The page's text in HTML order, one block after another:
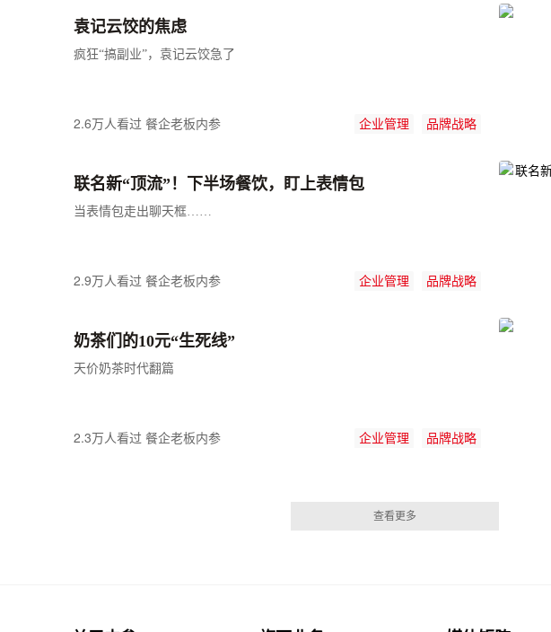
袁记云饺的焦虑
疯狂“搞副业”，袁记云饺急了
2.6万人看过 餐企老板内参 企业管理 品牌战略
联名新“顶流”！下半场餐饮，盯上表情包
当表情包走出聊天框……
2.9万人看过 餐企老板内参 企业管理 品牌战略
奶茶们的10元“生死线”
天价奶茶时代翻篇
2.3万人看过 餐企老板内参 企业管理 品牌战略
查看更多